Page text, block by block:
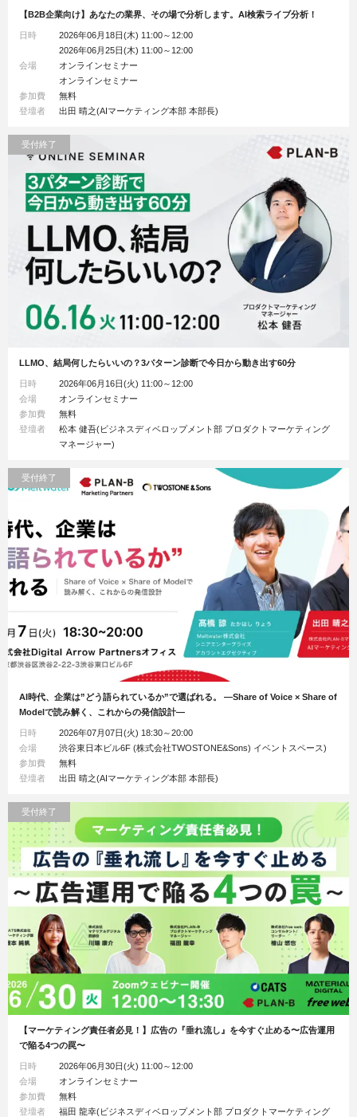
【B2B企業向け】あなたの業界、その場で分析します。AI検索ライブ分析！
日時
2026年06月18日(木) 11:00～12:00
2026年06月25日(木) 11:00～12:00
会場
オンラインセミナー
オンラインセミナー
参加費
無料
登壇者
出田 晴之(AIマーケティング本部 本部長)
LLMO、結局何したらいいの？3パターン診断で今日から動き出す60分
日時
2026年06月16日(火) 11:00～12:00
会場
オンラインセミナー
参加費
無料
登壇者
松本 健吾(ビジネスディベロップメント部 プロダクトマーケティング
マネージャー)
受付終了
AI時代、企業は”どう語られているか”で選ばれる。 ―Share of Voice × Share of
Modelで読み解く、これからの発信設計―
日時
2026年07月07日(火) 18:30～20:00
会場
渋谷東日本ビル6F (株式会社TWOSTONE&Sons) イベントスペース)
参加費
無料
登壇者
出田 晴之(AIマーケティング本部 本部長)
受付終了
【マーケティング責任者必見！】広告の『垂れ流し』を今すぐ止める〜広告運用
で陥る4つの罠〜
日時
2026年06月30日(火) 11:00～12:00
会場
オンラインセミナー
参加費
無料
登壇者
福田 龍幸(ビジネスディベロップメント部 プロダクトマーケティング
受付終了